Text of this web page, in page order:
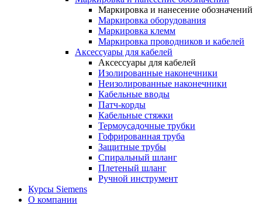
Маркировка и нанесение обозначений
Маркировка оборудования
Маркировка клемм
Маркировка проводников и кабелей
Аксессуары для кабелей
Аксессуары для кабелей
Изолированные наконечники
Неизолированные наконечники
Кабельные вводы
Патч-корды
Кабельные стяжки
Термоусадочные трубки
Гофрированная труба
Защитные трубы
Спиральный шланг
Плетеный шланг
Ручной инструмент
Курсы Siemens
О компании